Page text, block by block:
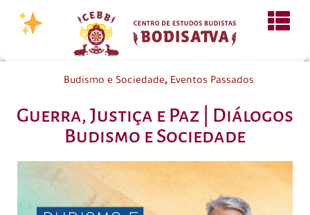
Budismo e Sociedade, Eventos Passados
Guerra, Justiça e Paz | Diálogos
Budismo e Sociedade